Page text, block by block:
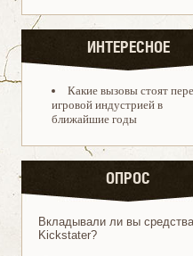
ИНТЕРЕСНОЕ
Какие вызовы стоят
игровой индустрией в
ближайшие годы
ОПРОС
Вкладывали ли вы
Kickstater?